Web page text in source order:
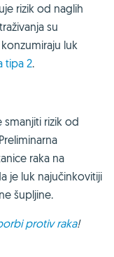
rizik od naglih
su
luk
tipa 2.
rizik od
raka na
je luk najučinkovitiji
šupljine.
protiv raka!